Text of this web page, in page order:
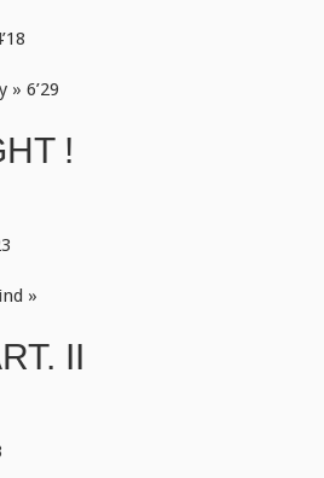
» 6’29
!
»
II